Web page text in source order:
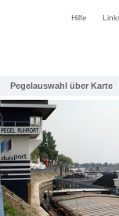
Hilfe
Pegelauswahl über Karte